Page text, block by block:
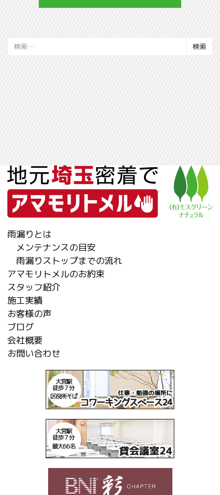
検
雨漏りとは
メンテナンスの目安
雨漏りストップまでの流れ
アマモリトメルのお約束
スタッフ紹介
施工実績
お客様の声
ブログ
会社概要
お問い合わせ